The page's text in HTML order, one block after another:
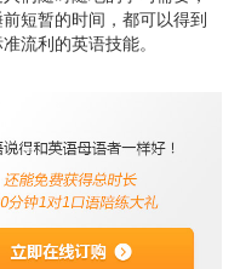
短暂的时间，都可以得到
流利的英语技能。